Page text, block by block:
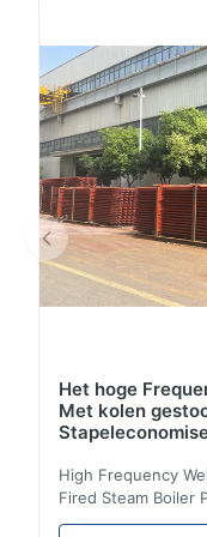
tot 50 mm; Lengte:
Specificatiedetails:
rechte naadloze ...
Het hoge
Met kolen
High Frequency
Fired Steam Boiler
Coil Boiler